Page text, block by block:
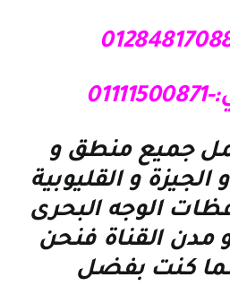
جميع منطق و
الجيزة و القليوبية
الوجه البحرى
القناة فنحن
كنت بفضل